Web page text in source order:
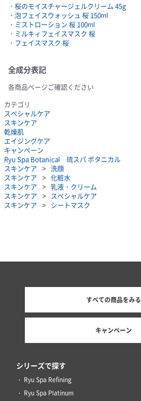
・ 桜のモイスチャージェルクリーム 45g
・ 泡フェイスウォッシュ 桜 150ml
・ ミストローション 桜 100ml
・ ミルキィフェイスマスク 桜
・ フェイスマスク 桜
全成分表記
各商品ページご確認ください
カテゴリ
スペシャルケア
スキンケア
乾燥肌
エイジングケア
キャンペーン
Ryu Spa Botanical 琉スパ ボタニカル
スキンケア
洗顔
スキンケア
化粧水
スキンケア
乳液・クリーム
スキンケア
スペシャルケア
スキンケア
シートマスク
すべての商品をみる
キャンペーン
シリーズで探す
Ryu Spa Refining
Ryu Spa Platinum